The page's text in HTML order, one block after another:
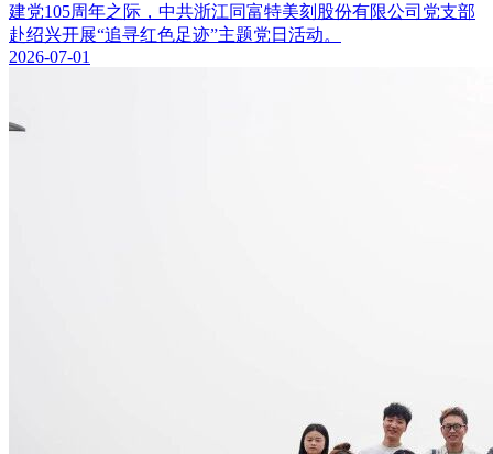
建党105周年之际，中共浙江同富特美刻股份有限公司党支部
赴绍兴开展“追寻红色足迹”主题党日活动。
2026-07-01